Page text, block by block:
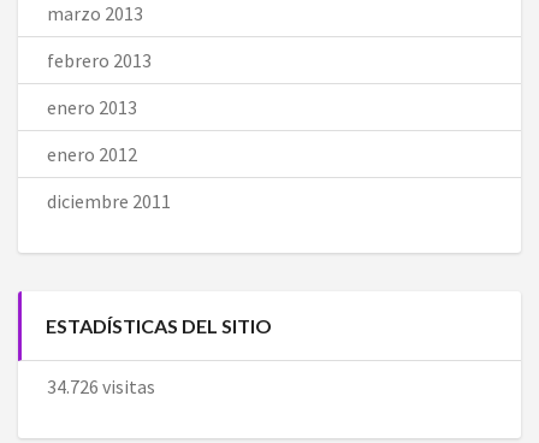
marzo 2013
febrero 2013
enero 2013
enero 2012
diciembre 2011
ESTADÍSTICAS DEL SITIO
34.726 visitas